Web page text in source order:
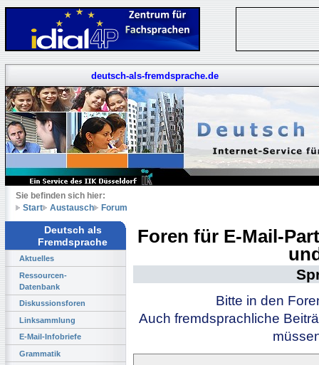
deutsch-als-fremdsprache.de
Sie befinden sich hier:
Start
Austausch Forum
Deutsch als
Fremdsprache
Aktuelles
Ressourcen-
Datenbank
Diskussionsforen
Linksammlung
E-Mail-Infobriefe
Grammatik
Foren für E-Mail-
Bitte in den
Auch fremdsprachliche